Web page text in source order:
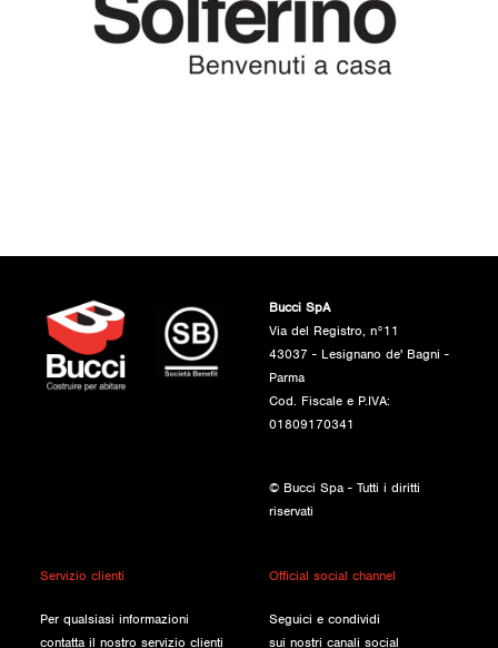
CONTATTI
Bucci SpA
Via del Registro, n°11
43037 - Lesignano de' Bagni -
Parma
Cod. Fiscale e P.IVA:
01809170341
© Bucci Spa - Tutti i diritti
riservati
Servizio clienti
Per qualsiasi informazioni
contatta il nostro servizio clienti
Official social channel
Seguici e condividi
sui nostri canali social